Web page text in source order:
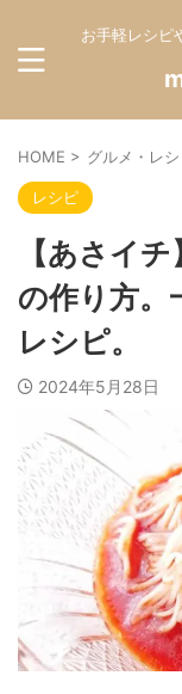
お手軽レシピ
HOME > グルメ・レ
レシピ
【あさイ
の作り方。
レシピ。
2024年5月28日